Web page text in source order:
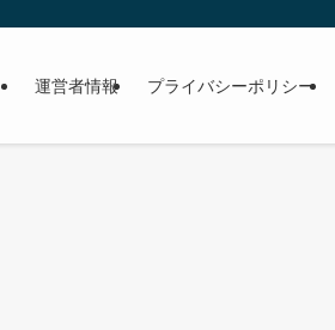
運営者情報 プライバシーポリシー